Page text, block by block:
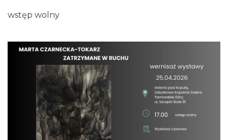
Katowice
wstęp wolny